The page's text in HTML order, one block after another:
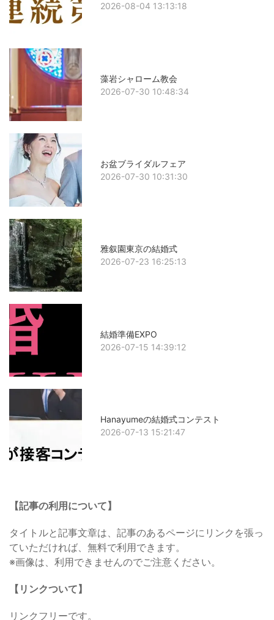
2026-08-04 13:13:18
藻岩シャローム教会
2026-07-30 10:48:34
お盆ブライダルフェア
2026-07-30 10:31:30
雅叙園東京の結婚式
2026-07-23 16:25:13
結婚準備EXPO
2026-07-15 14:39:12
Hanayumeの結婚式コンテスト
2026-07-13 15:21:47
【記事の利用について】
タイトルと記事文章は、記事のあるページにリンクを張っ
ていただければ、無料で利用できます。
※画像は、利用できませんのでご注意ください。
【リンクついて】
リンクフリーです。